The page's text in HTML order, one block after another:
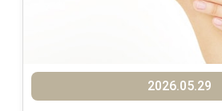
2026.05.29